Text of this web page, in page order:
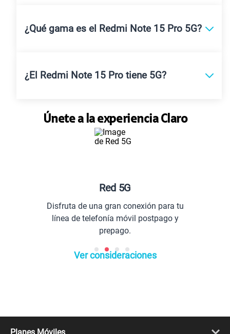
¿Qué gama es el Redmi Note 15 Pro 5G?
¿El Redmi Note 15 Pro tiene 5G?
Únete a la experiencia Claro
de una gran conexión para tu
de telefonía móvil postpago y
Ver consideraciones